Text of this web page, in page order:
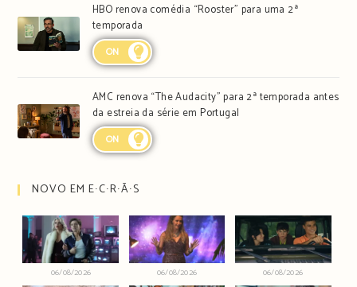
HBO renova comédia “Rooster” para uma 2ª
temporada
ON
AMC renova “The Audacity” para 2ª temporada antes
da estreia da série em Portugal
ON
NOVO EM E∙C∙R∙Ã∙S
06/08/2026 06/08/2026 06/08/2026